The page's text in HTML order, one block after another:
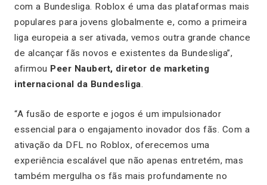
com a Bundesliga. Roblox é uma das plataformas mais
populares para jovens globalmente e, como a primeira
liga europeia a ser ativada, vemos outra grande chance
de alcançar fãs novos e existentes da Bundesliga”,
afirmou Peer Naubert, diretor de marketing
internacional da Bundesliga.
“A fusão de esporte e jogos é um impulsionador
essencial para o engajamento inovador dos fãs. Com a
ativação da DFL no Roblox, oferecemos uma
experiência escalável que não apenas entretém, mas
também mergulha os fãs mais profundamente no